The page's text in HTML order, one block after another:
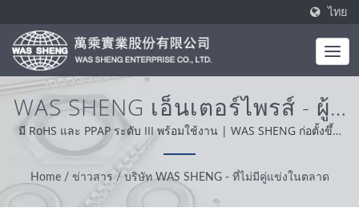
ไทย
WAS SHENG เอ็นเตอร์ไพรส์ - ผู้ที่
ไม่มีใครเทียบได้ในตลาด | การ
ผลิตชิ้นส่วนโลหะทองเหลืองและ
เหล็ก | WAS SHENG
มี RoHS และ PPAP ระดับ III พร้อมใช้งาน | WAS SHENG ก่อตั้งขึ้น
ในปี 1985 โดยเป็นผู้ผลิตแบบครบวงจร ค่านิยมหลักของเราคือความ
เชี่ยวชาญ ความสะดวกสบายและการแก้ปัญหา จากการสนับสนุน
ลูกค้าของเราทั่วโลก เราดำเนินธุรกิจด้วยความซื่อสัตย์ มีทัศนคติที่
เหมาะสมและเป็นที่เชื่อถือให้บริการและผลิตภัณฑ์ที่ดีที่สุด
Home / ข่าวสาร / บริษัท WAS SHENG - ที่ไม่มีคู่แข่งในตลาด